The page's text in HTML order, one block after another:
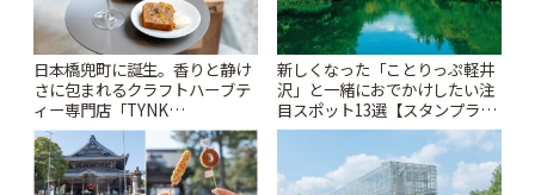
日本橋兜町に誕生。香りと静け
さに包まれるクラフトハーブテ
ィー専門店「TYNK
Kabutocho」 | ことりっぷ
新しくなった「ことりっぷ軽井
沢」と一緒におでかけしたい注
目スポット13選【スタンプラリ
ー開催中】 | ことりっぷ